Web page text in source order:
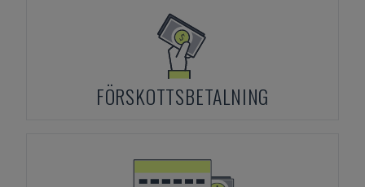
FÖRSKOTTSBETALNING